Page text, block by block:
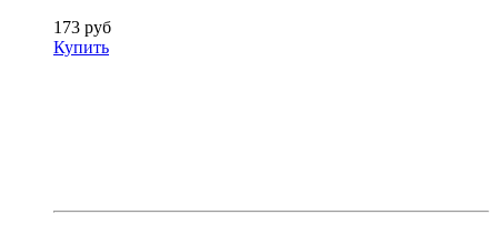
173 руб
Купить